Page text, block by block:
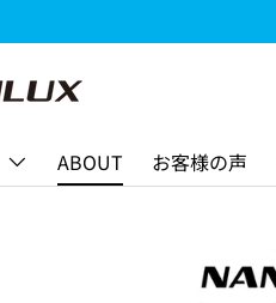
ABOUT お客様の声